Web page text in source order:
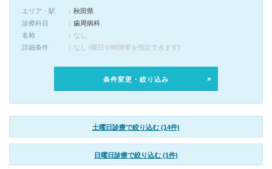
エリア・駅
秋田県
診療科目
歯周病科
名称
なし
詳細条件
なし (曜日や時間帯を指定できます)
条件変更・絞り込み
土曜日診療で絞り込む (14件)
日曜日診療で絞り込む (1件)